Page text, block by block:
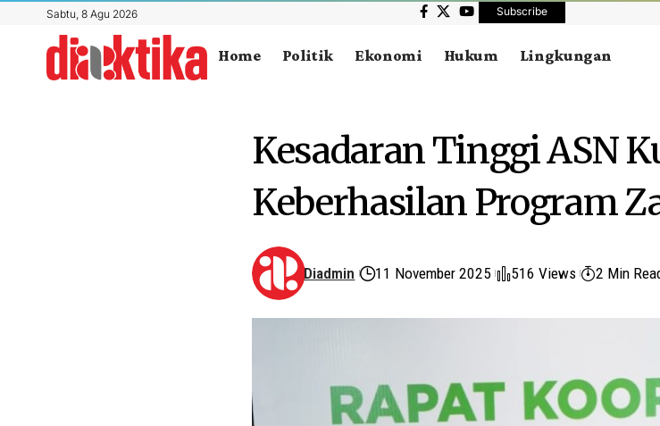
Sabtu, 8 Agu 2026 Subscribe
Home Politik Ekonomi Hukum Lingkungan
Kesadaran Tinggi ASN
Keberhasilan Program
Diadmin 11 November 2025 516 Views 2 Min